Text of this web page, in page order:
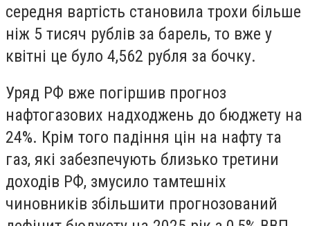
середня вартість становила трохи більше
ніж 5 тисяч рублів за барель, то вже у
квітні це було 4,562 рубля за бочку.
Уряд РФ вже погіршив прогноз
нафтогазових надходжень до бюджету на
24%. Крім того падіння цін на нафту та
газ, які забезпечують близько третини
доходів РФ, змусило тамтешніх
чиновників збільшити прогнозований